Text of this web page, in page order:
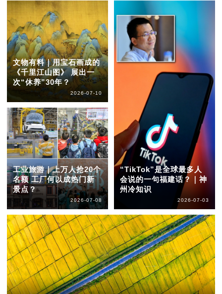
文物有料｜用宝石画成的
《千里江山图》 展出一
次“休养”30年？
2026-07-10
工业旅游｜上万人抢20个
名额 工厂何以成热门新
景点？
2026-07-08
“TikTok”是全球最多人
会说的一句福建话？｜神
州冷知识
2026-07-03